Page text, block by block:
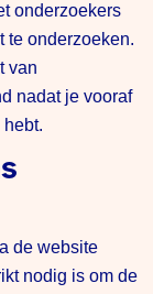
onderzoekers
te onderzoeken.
van
nadat je vooraf
de website
nodig is om de